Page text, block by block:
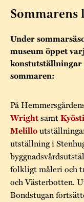
Under
museum öppet
konstutställningar
sommaren:
På
Wrightsamt
Melillo
utställning i
folkligt måleri och
och Västerbotten.
Bondstugan